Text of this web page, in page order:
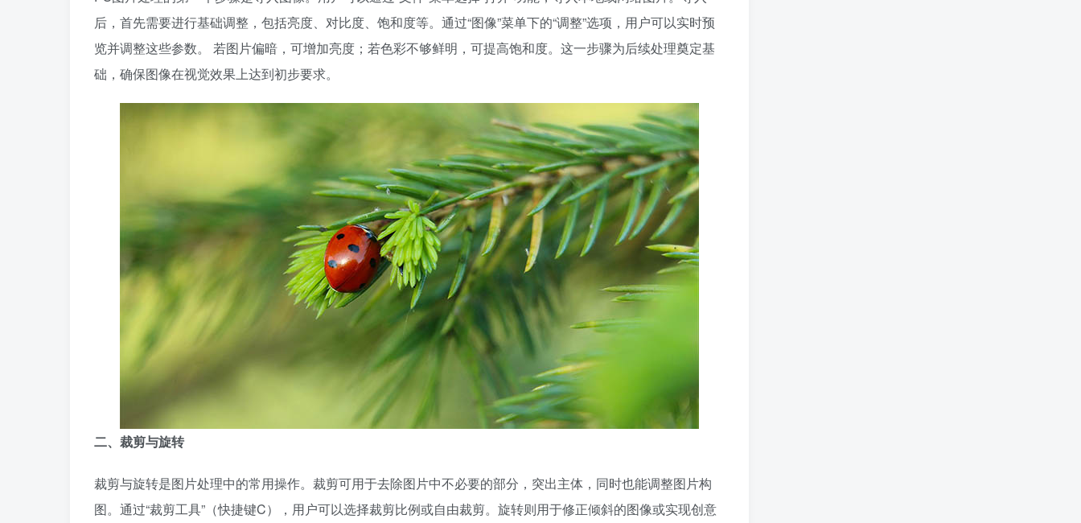
后，首先需要进行基础调整，包括亮度、对比度、饱和度等。通过“图像”菜单下的“调整”选项，用户可以实时预
览并调整这些参数。 若图片偏暗，可增加亮度；若色彩不够鲜明，可提高饱和度。这一步骤为后续处理奠定基
础，确保图像在视觉效果上达到初步要求。
二、裁剪与旋转
裁剪与旋转是图片处理中的常用操作。裁剪可用于去除图片中不必要的部分，突出主体，同时也能调整图片构
图。通过“裁剪工具”（快捷键C），用户可以选择裁剪比例或自由裁剪。旋转则用于修正倾斜的图像或实现创意